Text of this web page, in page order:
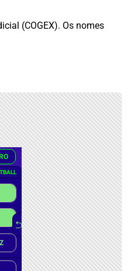
(COGEX). Os nomes